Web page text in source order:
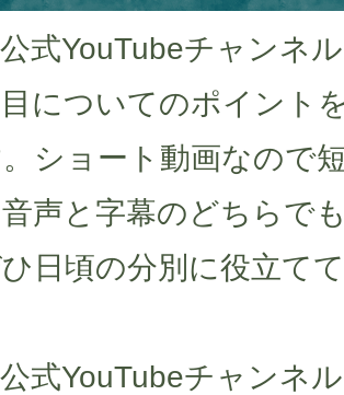
式YouTubeチャンネ
についてのポイント
ショート動画なので
声と字幕のどちらで
日頃の分別に役立て
式YouTubeチャンネル